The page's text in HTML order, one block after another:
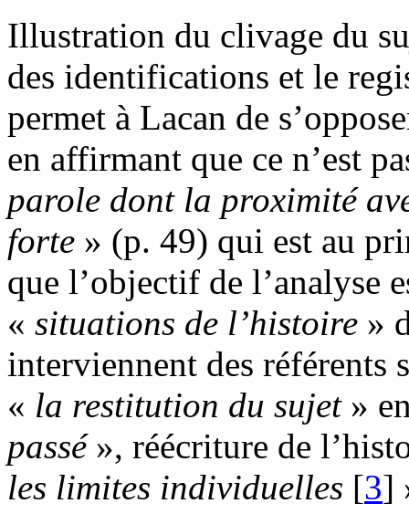
Illustration du clivage du
des identifications et le
permet à Lacan de
en affirmant que ce n’est
parole dont la proximité
forte » (p. 49) qui est au
que l’objectif de l’analyse
« situations de l’histoire »
interviennent des référents
« la restitution du sujet»
passé», réécriture de
les limites individuelles [3]